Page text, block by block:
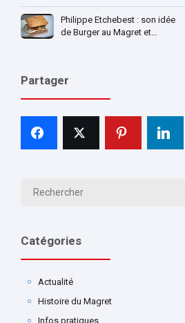
Philippe Etchebest : son idée
de Burger au Magret et…
Partager
Catégories
Actualité
Histoire du Magret
Infos pratiques